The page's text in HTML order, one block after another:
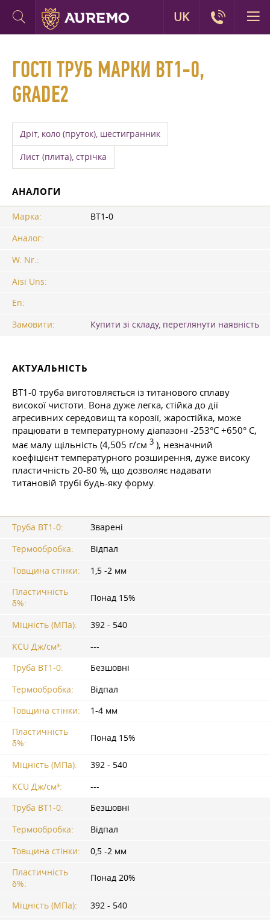
ГОСТІ ТРУБ МАРКИ ВТ1-0,
GRADE2
Дріт, коло (пруток), шестигранник
Лист (плита), стрічка
АНАЛОГИ
Марка:
ВТ1-0
Аналог:
W. Nr.:
Aisi Uns:
En:
Замовити:
Купити зі складу, переглянути наявність
АКТУАЛЬНІСТЬ
ВТ1-0 труба виготовляється із титанового сплаву
високої чистоти. Вона дуже легка, стійка до дії
агресивних середовищ та корозії, жаростійка, може
працювати в температурному діапазоні -253°С +650° С,
має малу щільність (4,505 г/см 3 ), незначний
коефіцієнт температурного розширення, дуже високу
пластичність 20-80 %, що дозволяє надавати
титановій трубі будь-яку форму.
Труба ВТ1-0:
Зварені
Термообробка:
Відпал
Товщина стінки:
1,5 -2 мм
Пластичність
δ%:
Понад 15%
Міцність (МПа):
392 - 540
KCU Дж/см³:
---
Труба ВТ1-0:
Безшовні
Термообробка:
Відпал
Товщина стінки:
1-4 мм
Пластичність
δ%:
Понад 15%
Міцність (МПа):
392 - 540
KCU Дж/см³:
---
Труба ВТ1-0:
Безшовні
Термообробка:
Відпал
Товщина стінки:
0,5 -2 мм
Пластичність
δ%:
Понад 20%
Міцність (МПа):
392 - 540
UK